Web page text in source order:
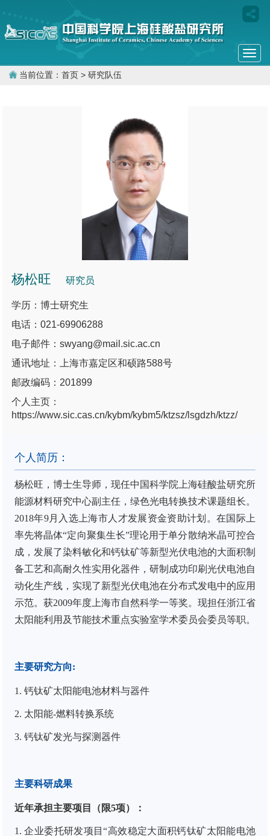
当前位置： 首页 > 研究队伍
杨松旺 研究员
学历：博士研究生
电话：021-69906288
电子邮件：swyang@mail.sic.ac.cn
通讯地址：上海市嘉定区和硕路588号
邮政编码：201899
个人主页：
https://www.sic.cas.cn/kybm/kybm5/ktzsz/lsgdzh/ktzz/
个人简历：
杨松旺 ， 博士生导师， 现任中国科学院上海硅酸盐研究所
能源材料研究中心副主任，绿色光电转换技术课题组长。
2018年9月入选 上海市人才发展资金资助计划。 在国际上
率先将晶体“定向聚集生长”理论用于单分散纳米晶可控合
成，发展了染料敏化和钙钛矿等新型光伏电池的大面积制
备工艺和高耐久性实用化器件，研制成功印刷光伏电池自
动化生产线，实现了新型光伏电池在分布式发电中的应用
示范。获2009年度上海市自然科学一等奖。 现担任浙江省
太阳能利用及节能技术重点实验室学术委员会委员等职。
主要研究方向:
1. 钙钛矿太阳能电池材料与器件
2. 太阳能-燃料转换系统
3. 钙钛矿发光与探测器件
主要科研成果
近年承担主要项目（限5项）：
1. 企业委托研发项目“高效稳定大面积钙钛矿太阳能电池